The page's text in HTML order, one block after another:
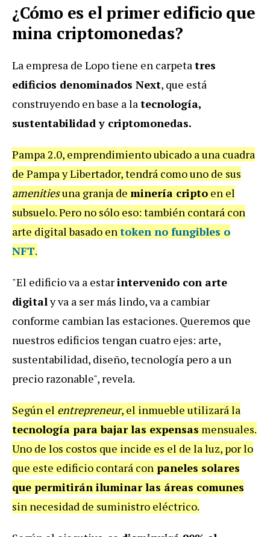
¿Cómo es el primer edificio que
mina criptomonedas?
La empresa de Lopo tiene en carpetatres
edificios denominados Next, que está
construyendo en base a latecnología,
sustentabilidad y criptomonedas.
Pampa 2.0, emprendimiento ubicado a una cuadra
de Pampa y Libertador, tendrá como uno de sus
amenitiesuna granja de minería cripto en el
subsuelo. Pero no sólo eso: también contará con
arte digital basado entoken no fungibles o
NFT.
"El edificio va a estarintervenido con arte
digitaly va a ser más lindo, va a cambiar
conforme cambian las estaciones. Queremos que
nuestros edificios tengan cuatro ejes: arte,
sustentabilidad, diseño, tecnología pero a un
precio razonable", revela.
Según el entrepreneur, el inmueble utilizará la
tecnología para bajar las expensas mensuales.
Uno de los costos que incide es el de la luz, por lo
que este edificio contará con paneles solares
que permitirán iluminar las áreas comunes
sin necesidad de suministro eléctrico.